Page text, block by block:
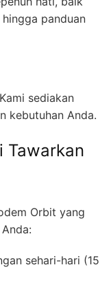
panduan
sediakan
kebutuhan Anda.
Tawarkan
Orbit yang
sehari-hari (15